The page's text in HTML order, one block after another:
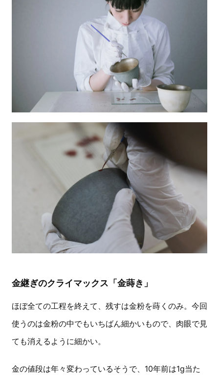
金継ぎのクライマックス「金蒔き」
ほぼ全ての工程を終えて、残すは金粉を蒔くのみ。今回
使うのは金粉の中でもいちばん細かいもので、肉眼で見
ても消えるように細かい。
金の値段は年々変わっているそうで、10年前は1g当た